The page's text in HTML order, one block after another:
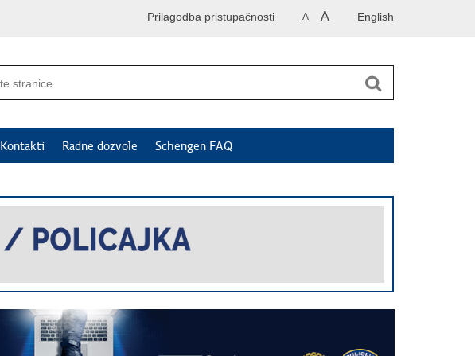
English
A A
Prilagodba pristupačnosti
Kontakti Radne dozvole Schengen FAQ